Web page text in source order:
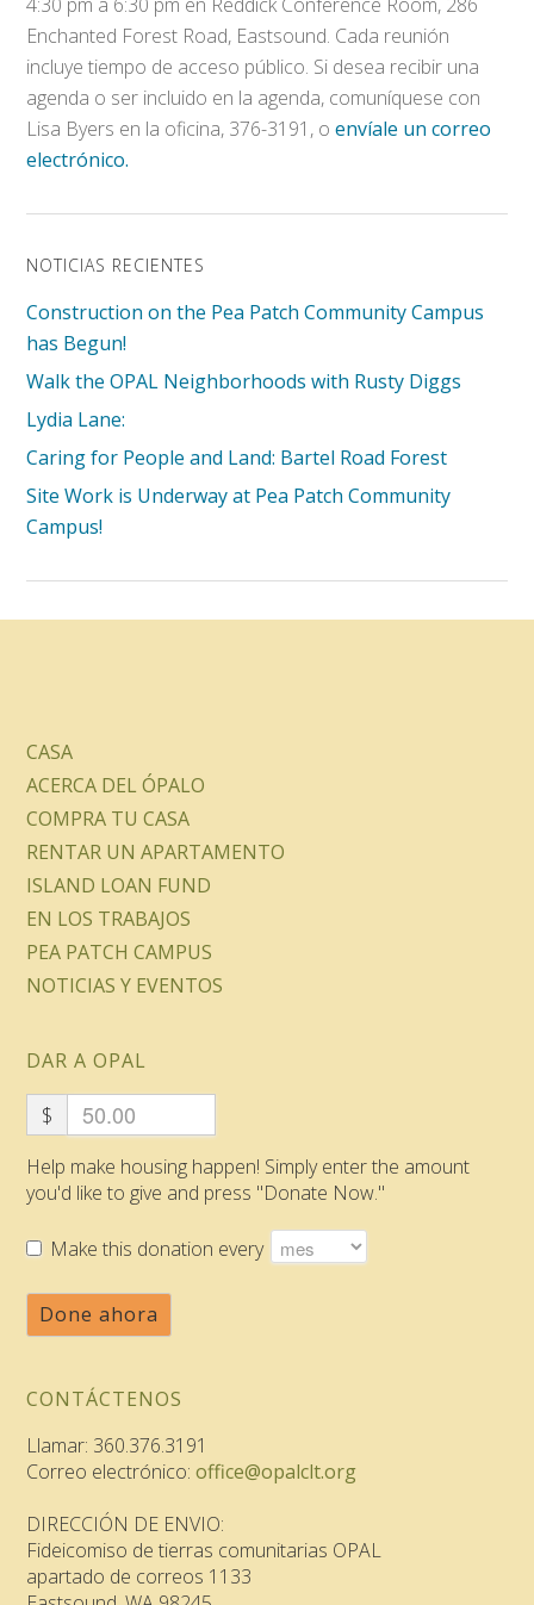
Enchanted Forest Road, Eastsound. Cada reunión
incluye tiempo de acceso público. Si desea recibir una
agenda o ser incluido en la agenda, comuníquese con
Lisa Byers en la oficina, 376-3191, oenvíale un correo
electrónico.
NOTICIAS RECIENTES
Construction on the Pea Patch Community Campus
has Begun!
Walk the OPAL Neighborhoods with Rusty Diggs
Lydia Lane:
Caring for People and Land: Bartel Road Forest
Site Work is Underway at Pea Patch Community
Campus!
CASA
ACERCA DEL ÓPALO
COMPRA TU CASA
RENTAR UN APARTAMENTO
ISLAND LOAN FUND
EN LOS TRABAJOS
PEA PATCH CAMPUS
NOTICIAS Y EVENTOS
DAR A OPAL
$
Help make housing happen! Simply enter the amount
you'd like to give and press "Donate Now."
Make this donation every
Done ahora
CONTÁCTENOS
Llamar: 360.376.3191
Correo electrónico:office@opalclt.org
DIRECCIÓN DE ENVIO:
Fideicomiso de tierras comunitarias OPAL
apartado de correos 1133